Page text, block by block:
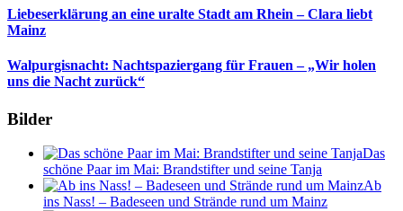
Liebeserklärung an eine uralte Stadt am Rhein – Clara liebt
Mainz
Walpurgisnacht: Nachtspaziergang für Frauen – „Wir holen
uns die Nacht zurück“
Bilder
Das
schöne Paar im Mai: Brandstifter und seine Tanja
Ab
ins Nass! – Badeseen und Strände rund um Mainz